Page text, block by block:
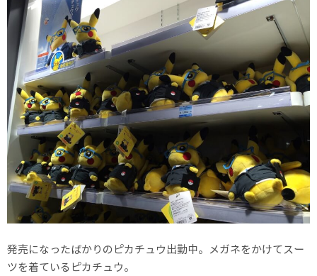
発売になったばかりのピカチュウ出勤中。メガネをかけてスー
ツを着ているピカチュウ。